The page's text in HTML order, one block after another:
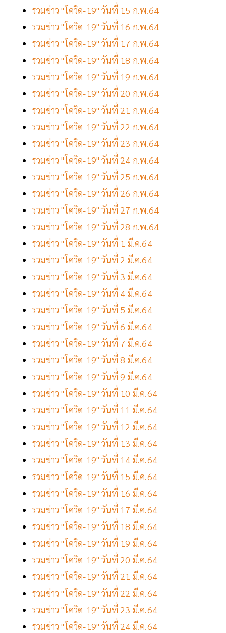
รวมข่าว "โควิด-19" วันที่ 15 ก.พ.64
รวมข่าว "โควิด-19" วันที่ 16 ก.พ.64
รวมข่าว "โควิด-19" วันที่ 17 ก.พ.64
รวมข่าว "โควิด-19" วันที่ 18 ก.พ.64
รวมข่าว "โควิด-19" วันที่ 19 ก.พ.64
รวมข่าว "โควิด-19" วันที่ 20 ก.พ.64
รวมข่าว "โควิด-19" วันที่ 21 ก.พ.64
รวมข่าว "โควิด-19" วันที่ 22 ก.พ.64
รวมข่าว "โควิด-19" วันที่ 23 ก.พ.64
รวมข่าว "โควิด-19" วันที่ 24 ก.พ.64
รวมข่าว "โควิด-19" วันที่ 25 ก.พ.64
รวมข่าว "โควิด-19" วันที่ 26 ก.พ.64
รวมข่าว "โควิด-19" วันที่ 27 ก.พ.64
รวมข่าว "โควิด-19" วันที่ 28 ก.พ.64
รวมข่าว "โควิด-19" วันที่ 1 มี.ค.64
รวมข่าว "โควิด-19" วันที่ 2 มี.ค.64
รวมข่าว "โควิด-19" วันที่ 3 มี.ค.64
รวมข่าว "โควิด-19" วันที่ 4 มี.ค.64
รวมข่าว "โควิด-19" วันที่ 5 มี.ค.64
รวมข่าว "โควิด-19" วันที่ 6 มี.ค.64
รวมข่าว "โควิด-19" วันที่ 7 มี.ค.64
รวมข่าว "โควิด-19" วันที่ 8 มี.ค.64
รวมข่าว "โควิด-19" วันที่ 9 มี.ค.64
รวมข่าว "โควิด-19" วันที่ 10 มี.ค.64
รวมข่าว "โควิด-19" วันที่ 11 มี.ค.64
รวมข่าว "โควิด-19" วันที่ 12 มี.ค.64
รวมข่าว "โควิด-19" วันที่ 13 มี.ค.64
รวมข่าว "โควิด-19" วันที่ 14 มี.ค.64
รวมข่าว "โควิด-19" วันที่ 15 มี.ค.64
รวมข่าว "โควิด-19" วันที่ 16 มี.ค.64
รวมข่าว "โควิด-19" วันที่ 17 มี.ค.64
รวมข่าว "โควิด-19" วันที่ 18 มี.ค.64
รวมข่าว "โควิด-19" วันที่ 19 มี.ค.64
รวมข่าว "โควิด-19" วันที่ 20 มี.ค.64
รวมข่าว "โควิด-19" วันที่ 21 มี.ค.64
รวมข่าว "โควิด-19" วันที่ 22 มี.ค.64
รวมข่าว "โควิด-19" วันที่ 23 มี.ค.64
รวมข่าว "โควิด-19" วันที่ 24 มี.ค.64